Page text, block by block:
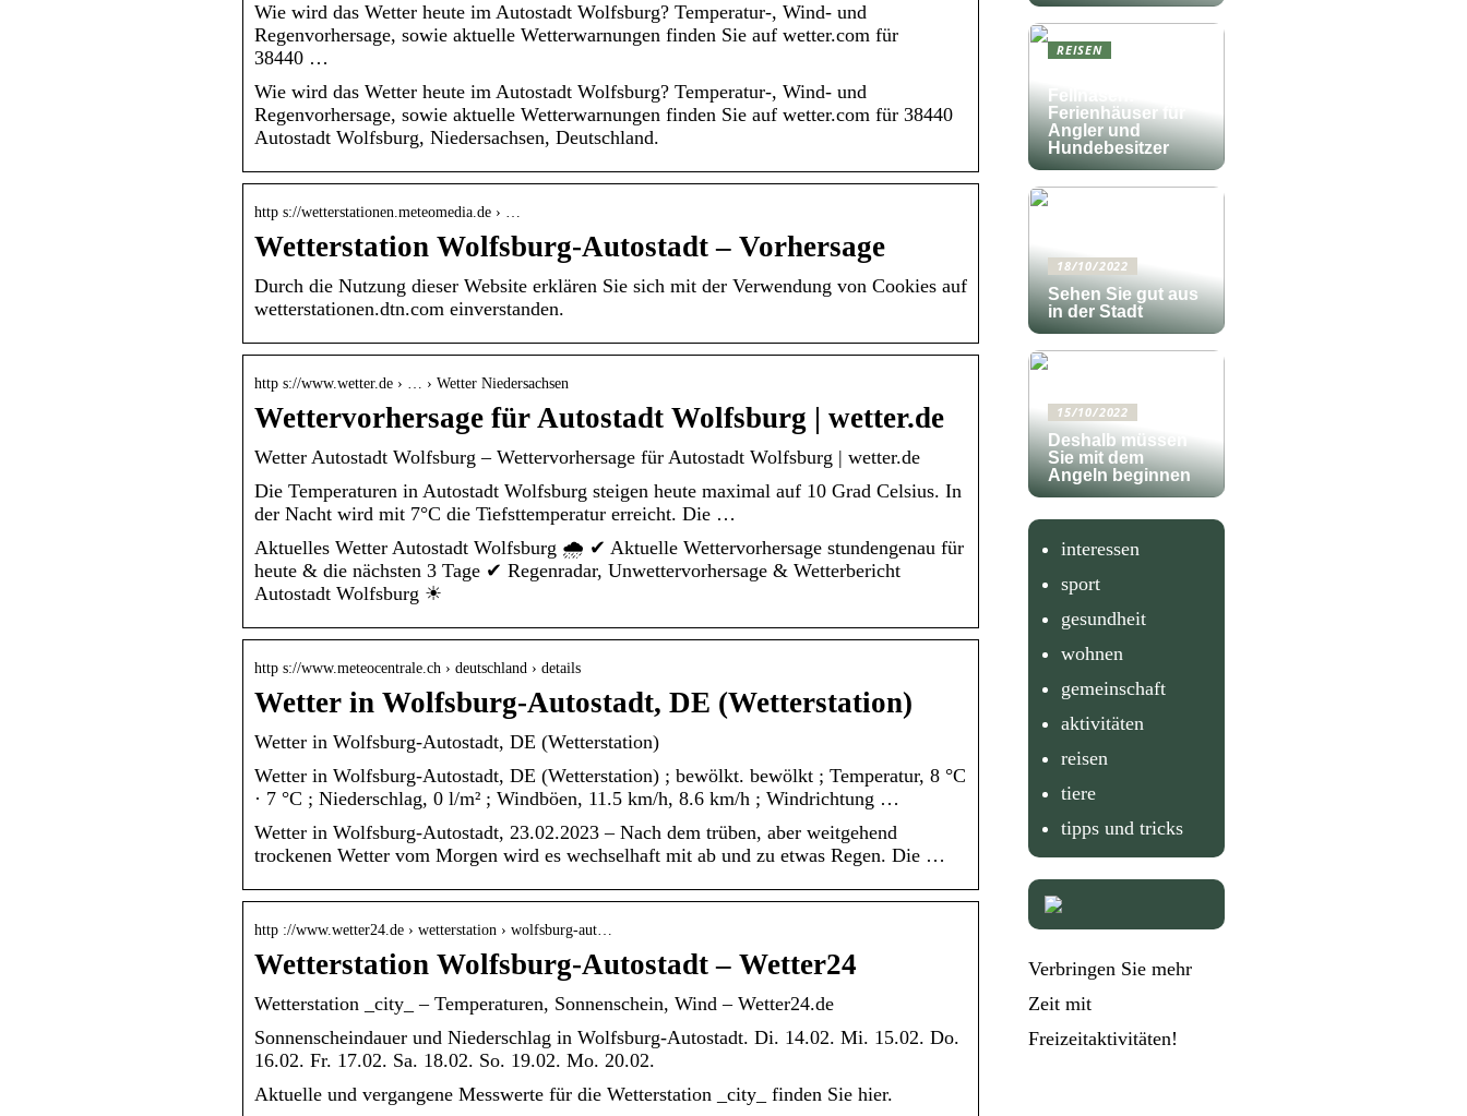
Wie wird das Wetter heute im Autostadt Wolfsburg? Temperatur-, Wind- und
Regenvorhersage, sowie aktuelle Wetterwarnungen finden Sie auf wetter.com für
38440 …
Wie wird das Wetter heute im Autostadt Wolfsburg? Temperatur-, Wind- und
Regenvorhersage, sowie aktuelle Wetterwarnungen finden Sie auf wetter.com für 38440
Autostadt Wolfsburg, Niedersachsen, Deutschland.
http s://wetterstationen.meteomedia.de › …
Wetterstation Wolfsburg-Autostadt – Vorhersage
Durch die Nutzung dieser Website erklären Sie sich mit der Verwendung von Cookies auf
wetterstationen.dtn.com einverstanden.
http s://www.wetter.de › … › Wetter Niedersachsen
Wettervorhersage für Autostadt Wolfsburg | wetter.de
Wetter Autostadt Wolfsburg – Wettervorhersage für Autostadt Wolfsburg | wetter.de
Die Temperaturen in Autostadt Wolfsburg steigen heute maximal auf 10 Grad Celsius. In
der Nacht wird mit 7°C die Tiefsttemperatur erreicht. Die …
Aktuelles Wetter Autostadt Wolfsburg 🌧️ ✔ Aktuelle Wettervorhersage stundengenau für
heute & die nächsten 3 Tage ✔ Regenradar, Unwettervorhersage & Wetterbericht
Autostadt Wolfsburg ☀
http s://www.meteocentrale.ch › deutschland › details
Wetter in Wolfsburg-Autostadt, DE (Wetterstation)
Wetter in Wolfsburg-Autostadt, DE (Wetterstation)
Wetter in Wolfsburg-Autostadt, DE (Wetterstation) ; bewölkt. bewölkt ; Temperatur, 8 °C
· 7 °C ; Niederschlag, 0 l/m² ; Windböen, 11.5 km/h, 8.6 km/h ; Windrichtung …
Wetter in Wolfsburg-Autostadt, 23.02.2023 – Nach dem trüben, aber weitgehend
trockenen Wetter vom Morgen wird es wechselhaft mit ab und zu etwas Regen. Die …
http ://www.wetter24.de › wetterstation › wolfsburg-aut…
Wetterstation Wolfsburg-Autostadt – Wetter24
Wetterstation _city_ – Temperaturen, Sonnenschein, Wind – Wetter24.de
Sonnenscheindauer und Niederschlag in Wolfsburg-Autostadt. Di. 14.02. Mi. 15.02. Do.
16.02. Fr. 17.02. Sa. 18.02. So. 19.02. Mo. 20.02.
Aktuelle und vergangene Messwerte für die Wetterstation _city_ finden Sie hier.
REISEN
Fellnasen:
Ferienhäuser für
Angler und
Hundebesitzer
18/10/2022
Sehen Sie gut aus
in der Stadt
15/10/2022
Deshalb müssen
Sie mit dem
Angeln beginnen
interessen
sport
gesundheit
wohnen
gemeinschaft
aktivitäten
reisen
tiere
tipps und tricks
Verbringen Sie mehr
Zeit mit
Freizeitaktivitäten!